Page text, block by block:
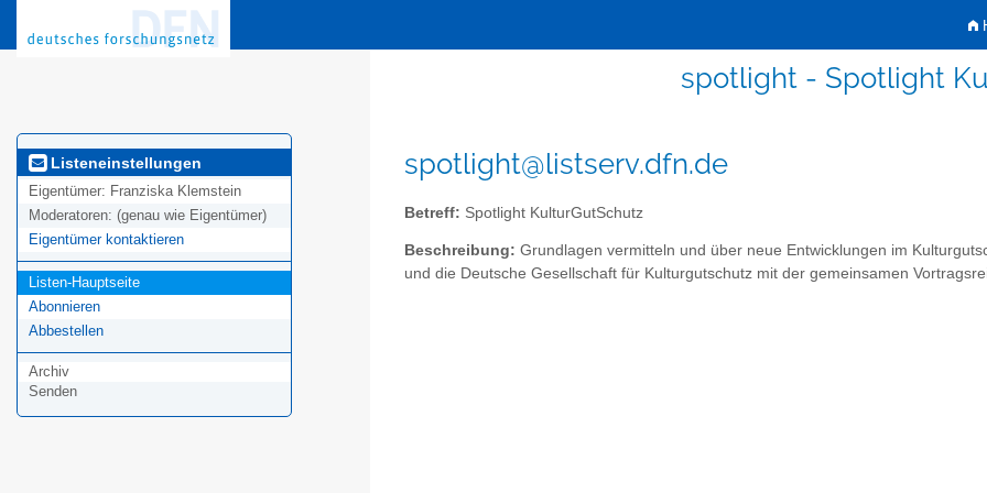
spotlight - Spotlight
Listeneinstellungen
Eigentümer: Franziska Klemstein
Moderatoren: (genau wie Eigentümer)
Eigentümer kontaktieren
Listen-Hauptseite
Abonnieren
Abbestellen
Archiv
Senden
spotlight@listserv.dfn.de
Betreff: Spotlight KulturGutSchutz
Beschreibung: Grundlagen vermitteln und über neue Entwicklungen im
und die Deutsche Gesellschaft für Kulturgutschutz mit der gemeinsamen